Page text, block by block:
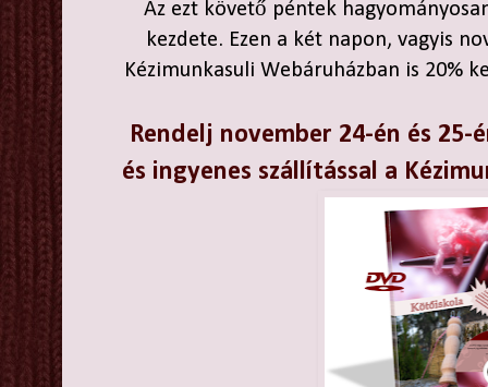
Az ezt követő péntek
kezdete. Ezen a két napon, vagyis
Kézimunkasuli Webáruházban is 20%
Rendelj november 24-én és 25-
és ingyenes szállítással a